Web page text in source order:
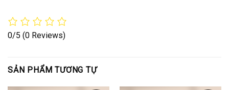
0/5 (0 Reviews)
SẢN PHẨM TƯƠNG TỰ